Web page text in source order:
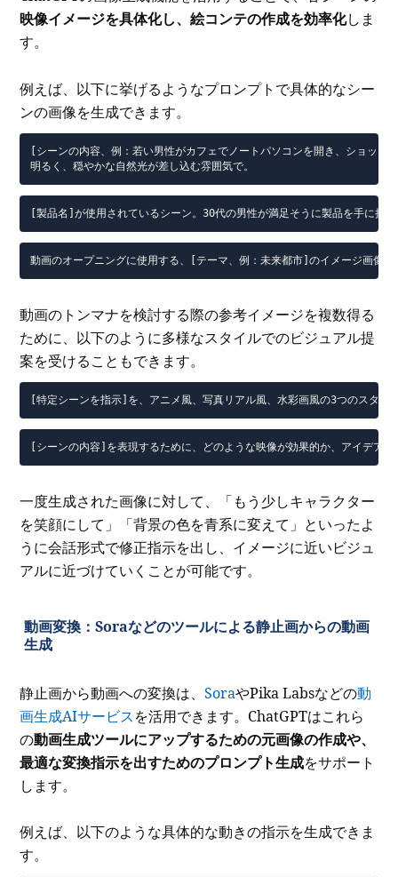
映像イメージを具体化し、絵コンテの作成を効率化しま
す。
例えば、以下に挙げるようなプロンプトで具体的なシー
ンの画像を生成できます。
[シーンの内容、例：若い男性がカフェでノートパソコンを開き、ショッ
明るく、穏やかな自然光が差し込む雰囲気で。
[製品名]が使用されているシーン。30代の男性が満足そうに製品を手に持
動画のオープニングに使用する、[テーマ、例：未来都市]のイメージ画像
動画のトンマナを検討する際の参考イメージを複数得る
ために、以下のように多様なスタイルでのビジュアル提
案を受けることもできます。
[特定シーンを指示]を、アニメ風、写真リアル風、水彩画風の3つのスタイ
[シーンの内容]を表現するために、どのような映像が効果的か、アイデア
一度生成された画像に対して、「もう少しキャラクター
を笑顔にして」「背景の色を青系に変えて」といったよ
うに会話形式で修正指示を出し、イメージに近いビジュ
アルに近づけていくことが可能です。
動画変換：Soraなどのツールによる静止画からの動画
生成
静止画から動画への変換は、SoraやPika Labsなどの動
画生成AIサービスを活用できます。ChatGPTはこれら
の動画生成ツールにアップするための元画像の作成や、
最適な変換指示を出すためのプロンプト生成をサポート
します。
例えば、以下のような具体的な動きの指示を生成できま
す。